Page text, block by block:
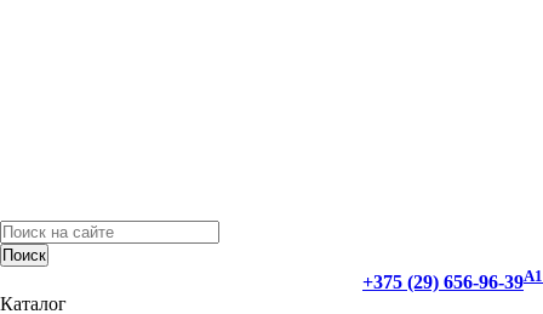
Поиск
+375 (29) 656-96-39А1
Каталог